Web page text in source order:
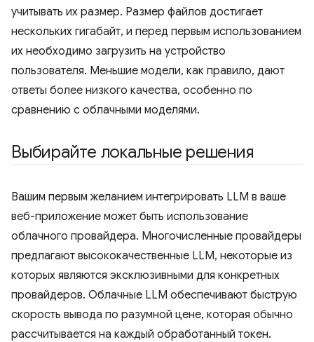
учитывать их размер. Размер файлов достигает
нескольких гигабайт, и перед первым использованием
их необходимо загрузить на устройство
пользователя. Меньшие модели, как правило, дают
ответы более низкого качества, особенно по
сравнению с облачными моделями.
Выбирайте локальные решения
Вашим первым желанием интегрировать LLM в ваше
веб-приложение может быть использование
облачного провайдера. Многочисленные провайдеры
предлагают высококачественные LLM, некоторые из
которых являются эксклюзивными для конкретных
провайдеров. Облачные LLM обеспечивают быструю
скорость вывода по разумной цене, которая обычно
рассчитывается на каждый обработанный токен.